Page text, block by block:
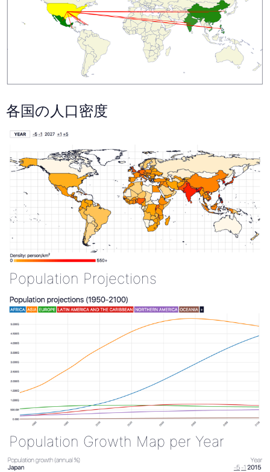
各国の人口密度
Population Projections
Population Growth Map per Year